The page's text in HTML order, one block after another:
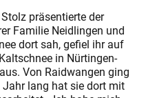
präsentierte der
Familie Neidlingen und
dort sah, gefiel ihr auf
in Nürtingen-
Von Raidwangen ging
Jahr lang hat sie dort mit